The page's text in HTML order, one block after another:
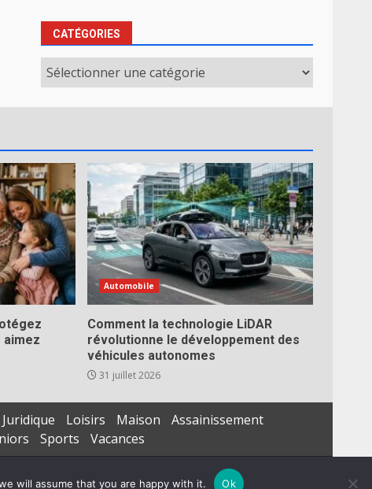
CATÉGORIES
Catégories
aimez
Automobile
Comment la technologie LiDAR
révolutionne le développement des
véhicules autonomes
31 juillet 2026
Juridique Loisirs Maison
Assainissement
Sports
Vacances
will assume that you are happy with it. Ok